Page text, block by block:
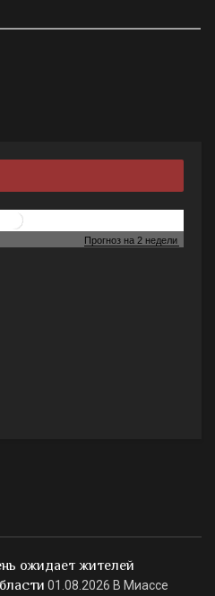
ожидает жителей
01.08.2026 В Миассе